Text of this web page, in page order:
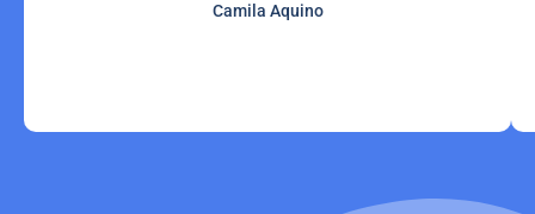
Camila Aquino